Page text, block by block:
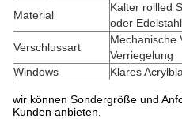
Material
Kalter rollled
oder Edelstahl
Verschlussart
Mechanische
Verriegelung
Windows
Klares
wir können Sondergröße und
Kunden anbieten.